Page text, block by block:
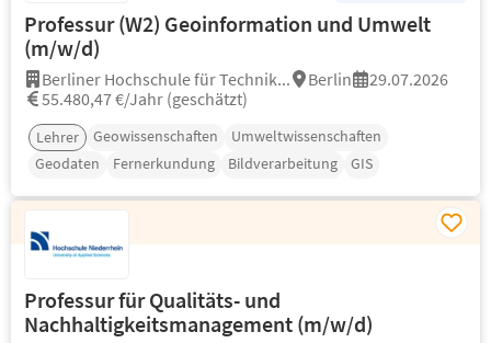
Professur (W2) Geoinformation und Umwelt
(m/w/d)
Berliner Hochschule für Technik... Berlin
29.07.2026
55.480,47 €/Jahr (geschätzt)
Lehrer Geowissenschaften
Umweltwissenschaften
Geodaten
Fernerkundung Bildverarbeitung GIS
Professur für Qualitäts- und
Nachhaltigkeitsmanagement (m/w/d)